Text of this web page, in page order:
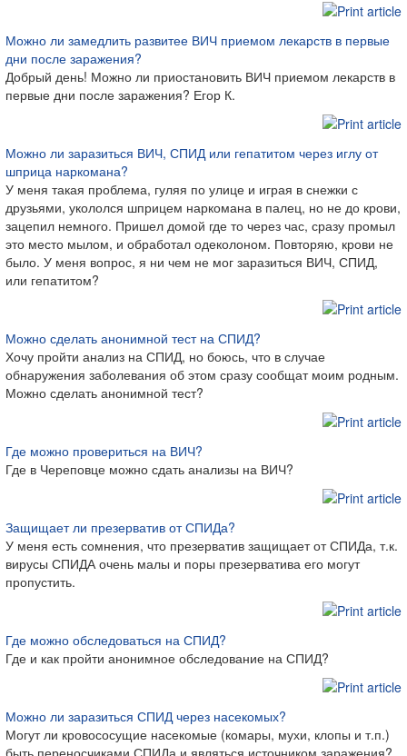
Можно ли замедлить развитее ВИЧ приемом лекарств в первые
дни после заражения?
Добрый день! Можно ли приостановить ВИЧ приемом лекарств в
первые дни после заражения? Егор К.
Можно ли заразиться ВИЧ, СПИД или гепатитом через иглу от
шприца наркомана?
У меня такая проблема, гуляя по улице и играя в снежки с
друзьями, укололся шприцем наркомана в палец, но не до крови,
зацепил немного. Пришел домой где то через час, сразу промыл
это место мылом, и обработал одеколоном. Повторяю, крови не
было. У меня вопрос, я ни чем не мог заразиться ВИЧ, СПИД,
или гепатитом?
Можно сделать анонимной тест на СПИД?
Хочу пройти анализ на СПИД, но боюсь, что в случае
обнаружения заболевания об этом сразу сообщат моим родным.
Можно сделать анонимной тест?
Где можно провериться на ВИЧ?
Где в Череповце можно сдать анализы на ВИЧ?
Защищает ли презерватив от СПИДа?
У меня есть сомнения, что презерватив защищает от СПИДа, т.к.
вирусы СПИДА очень малы и поры презерватива его могут
пропустить.
Где можно обследоваться на СПИД?
Где и как пройти анонимное обследование на СПИД?
Можно ли заразиться СПИД через насекомых?
Могут ли кровососущие насекомые (комары, мухи, клопы и т.п.)
быть переносчиками СПИДа и являться источником заражения?